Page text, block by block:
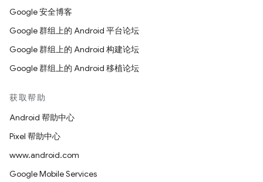
Google 安全博客
Google 群组上的 Android 平台论坛
Google 群组上的 Android 构建论坛
Google 群组上的 Android 移植论坛
获取帮助
Android 帮助中心
Pixel 帮助中心
www.android.com
Google Mobile Services